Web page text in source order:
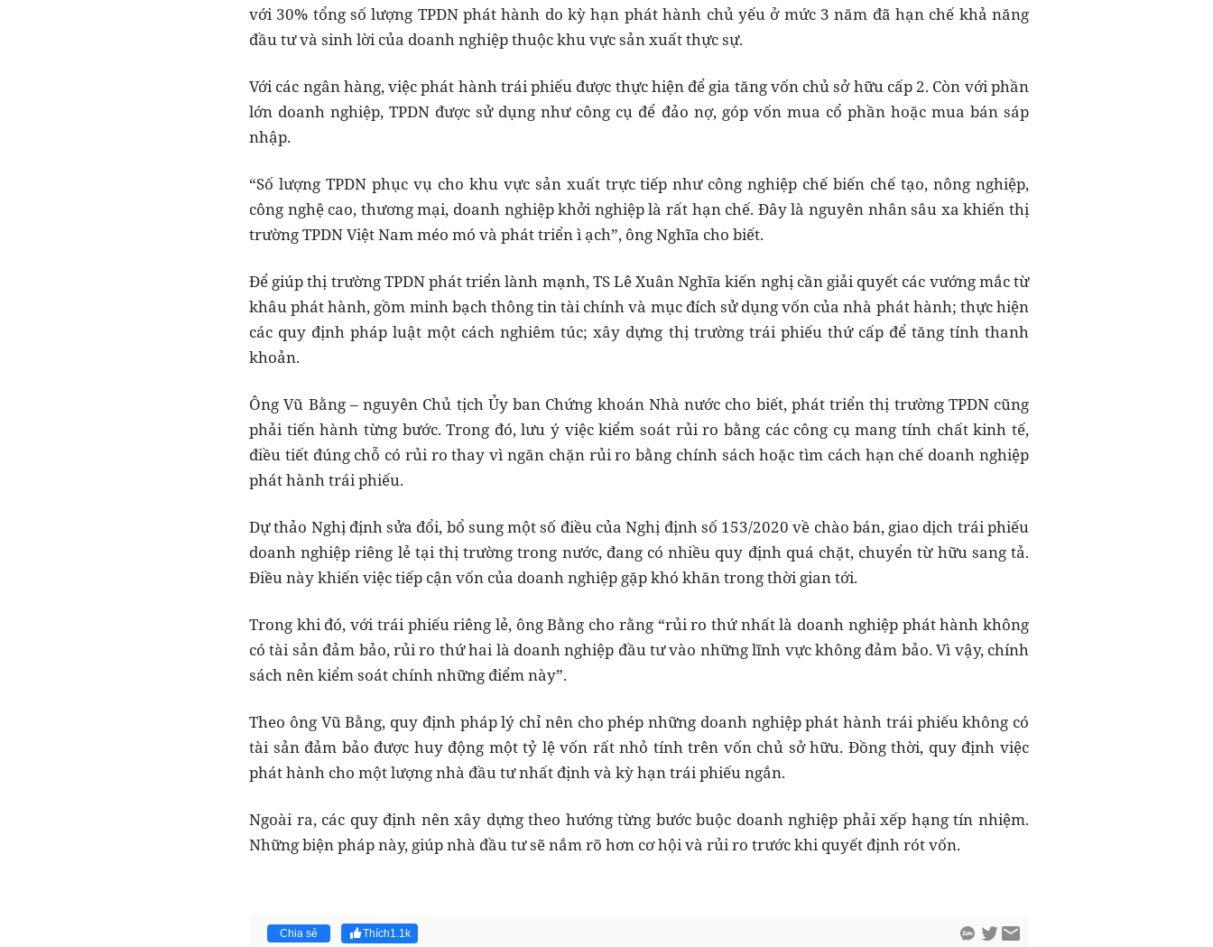
với 30% tổng số lượng TPDN phát hành do kỳ hạn phát hành chủ yếu ở mức 3 năm đã hạn chế khả năng
đầu tư và sinh lời của doanh nghiệp thuộc khu vực sản xuất thực sự.
Với các ngân hàng, việc phát hành trái phiếu được thực hiện để gia tăng vốn chủ sở hữu cấp 2. Còn với phần
lớn doanh nghiệp, TPDN được sử dụng như công cụ để đảo nợ, góp vốn mua cổ phần hoặc mua bán sáp
nhập.
“Số lượng TPDN phục vụ cho khu vực sản xuất trực tiếp như công nghiệp chế biến chế tạo, nông nghiệp,
công nghệ cao, thương mại, doanh nghiệp khởi nghiệp là rất hạn chế. Đây là nguyên nhân sâu xa khiến thị
trường TPDN Việt Nam méo mó và phát triển ì ạch”, ông Nghĩa cho biết.
Để giúp thị trường TPDN phát triển lành mạnh, TS Lê Xuân Nghĩa kiến nghị cần giải quyết các vướng mắc từ
khâu phát hành, gồm minh bạch thông tin tài chính và mục đích sử dụng vốn của nhà phát hành; thực hiện
các quy định pháp luật một cách nghiêm túc; xây dựng thị trường trái phiếu thứ cấp để tăng tính thanh
khoản.
Ông Vũ Bằng – nguyên Chủ tịch Ủy ban Chứng khoán Nhà nước cho biết, phát triển thị trường TPDN cũng
phải tiến hành từng bước. Trong đó, lưu ý việc kiểm soát rủi ro bằng các công cụ mang tính chất kinh tế,
điều tiết đúng chỗ có rủi ro thay vì ngăn chặn rủi ro bằng chính sách hoặc tìm cách hạn chế doanh nghiệp
phát hành trái phiếu.
Dự thảo Nghị định sửa đổi, bổ sung một số điều của Nghị định số 153/2020 về chào bán, giao dịch trái phiếu
doanh nghiệp riêng lẻ tại thị trường trong nước, đang có nhiều quy định quá chặt, chuyển từ hữu sang tả.
Điều này khiến việc tiếp cận vốn của doanh nghiệp gặp khó khăn trong thời gian tới.
Trong khi đó, với trái phiếu riêng lẻ, ông Bằng cho rằng “rủi ro thứ nhất là doanh nghiệp phát hành không
có tài sản đảm bảo, rủi ro thứ hai là doanh nghiệp đầu tư vào những lĩnh vực không đảm bảo. Vì vậy, chính
sách nên kiểm soát chính những điểm này”.
Theo ông Vũ Bằng, quy định pháp lý chỉ nên cho phép những doanh nghiệp phát hành trái phiếu không có
tài sản đảm bảo được huy động một tỷ lệ vốn rất nhỏ tính trên vốn chủ sở hữu. Đồng thời, quy định việc
phát hành cho một lượng nhà đầu tư nhất định và kỳ hạn trái phiếu ngắn.
Ngoài ra, các quy định nên xây dựng theo hướng từng bước buộc doanh nghiệp phải xếp hạng tín nhiệm.
Những biện pháp này, giúp nhà đầu tư sẽ nắm rõ hơn cơ hội và rủi ro trước khi quyết định rót vốn.
Chia sẻ Thích1.1k